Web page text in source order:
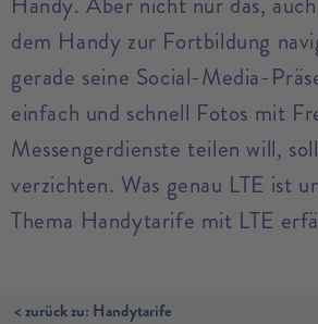
dem Handy zur Fortbildung
gerade seine Social-Media-
einfach und schnell Fotos mit
Messengerdienste teilen will,
verzichten. Was genau LTE ist
Thema Handytarife mit LTE
< zurück zu: Handytarife